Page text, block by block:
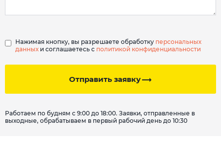
Отправить заявку
Нажимая кнопку, вы разрешаете обработку персональных
данных и соглашаетесь с политикой конфиденциальности
Работаем по будням с 9:00 до 18:00. Заявки, отправленные в
выходные, обрабатываем в первый рабочий день до 10:30